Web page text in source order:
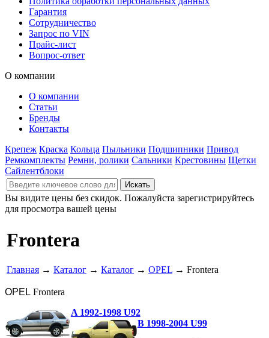
Гарантия
Сотрудничество
Запрос по VIN
Прайс-лист
Вопрос-ответ
О компании
О компании
Статьи
Бренды
Контакты
Крепеж Краска Кольца Пыльники Подшипники Привод
Ремкомплекты Ремни, ролики Сальники Крестовины Щетки
Сайлентблоки
Вы видите цены без скидок. Пожалуйста зарегистрируйтесь
для просмотра вашей цены
Frontera
Главная → Каталог → Каталог → OPEL → Frontera
OPEL Frontera
A 1992-1998 U92
B 1998-2004 U99